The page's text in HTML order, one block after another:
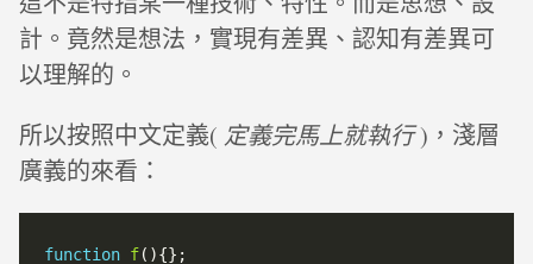
計。竟然是想法，實現有差異、認知有差異可
以理解的。
所以按照中文定義( 定義完馬上就執行)，淺層
廣義的來看：
function f